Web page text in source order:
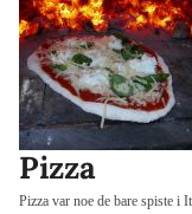
Pizza
Pizza var noe de bare spiste i